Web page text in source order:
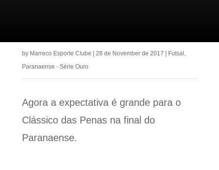
by Marreco Esporte Clube 28 de November de 2017 Futsal ,
Paranaense - Série Ouro
Agora a expectativa é grande para o
Clássico das Penas na final do
Paranaense.